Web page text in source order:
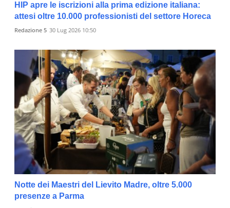
HIP apre le iscrizioni alla prima edizione italiana:
attesi oltre 10.000 professionisti del settore Horeca
Redazione 5 30 Lug 2026 10:50
Notte dei Maestri del Lievito Madre, oltre 5.000
presenze a Parma